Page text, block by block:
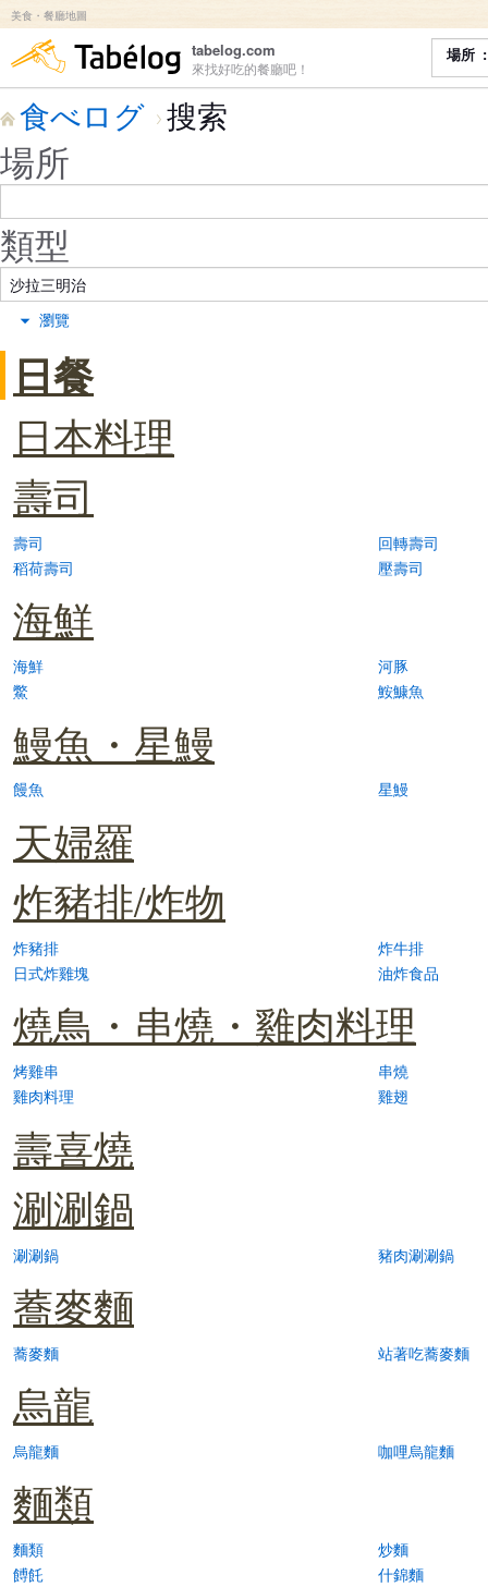
美食・餐廳地圖
食べログ
tabelog.com
來找好吃的餐廳吧！
場所
食べログ 搜索
場所
類型
瀏覽
日餐
日本料理
壽司
壽司
回轉壽司
稻荷壽司
壓壽司
海鮮
海鮮
河豚
鱉
鮟鱇魚
鰻魚・星鰻
饅魚 星鰻
天婦羅
炸豬排/炸物
炸豬排
炸牛排
日式炸雞塊
油炸食品
燒鳥・串燒・雞肉料理
烤雞串
串燒
雞肉料理
雞翅
壽喜燒
涮涮鍋
涮涮鍋 豬肉涮涮鍋
蕎麥麵
蕎麥麵 站著吃蕎麥麵
烏龍
烏龍麵 咖哩烏龍麵
麵類
麵類
炒麵
餺飥
什錦麵